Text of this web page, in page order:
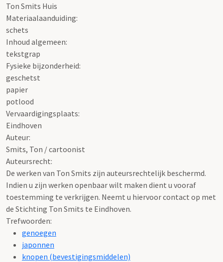
Ton Smits Huis
Materiaalaanduiding:
schets
Inhoud algemeen:
tekstgrap
Fysieke bijzonderheid:
geschetst
papier
potlood
Vervaardigingsplaats:
Eindhoven
Auteur:
Smits, Ton / cartoonist
Auteursrecht:
De werken van Ton Smits zijn auteursrechtelijk beschermd.
Indien u zijn werken openbaar wilt maken dient u vooraf
toestemming te verkrijgen. Neemt u hiervoor contact op met
de Stichting Ton Smits te Eindhoven.
Trefwoorden:
genoegen
japonnen
knopen (bevestigingsmiddelen)